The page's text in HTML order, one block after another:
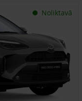
Noliktavā